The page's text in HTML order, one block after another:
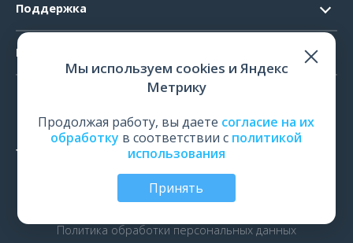
Официальные документы
Поддержка
Системные требования
Поверка и калибровка
Продукты
ЭМГ
ИОМ
рПМС
© Все права защищены | ООО «Нейрософт», Иваново,
Политика обработки персональных данных
Мы используем cookies и Яндекс
Метрику
Продолжая работу, вы даете согласие на их
обработку в соответствии с политикой
использования
Принять